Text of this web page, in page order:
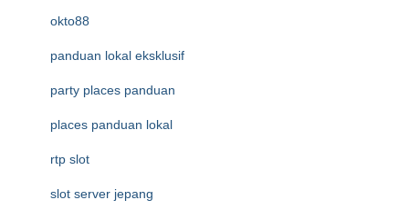
okto88
panduan lokal eksklusif
party places panduan
places panduan lokal
rtp slot
slot server jepang